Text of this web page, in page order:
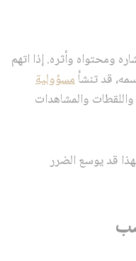
ومحتواه وأثره. إذا اتهم
قد تنشأمسؤولية
والمشاهدات
قد يوسع الضرر